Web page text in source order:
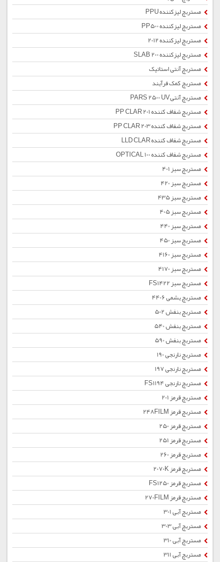
مستربچ لیزکننده PPU
مستربچ لیزکننده PP500
مستربچ لیزکننده 2012
مستربچ لیزکننده SLAB 200
مستربچ آنتی استاتیک
مستربچ کمک فرآیند
مستربچ آنتیPARS 2500 UV
مستربچ شفاف کننده PP CLAR 201
مستربچ شفاف کننده PP CLAR 203
مستربچ شفاف کننده LLD CLAR
مستربچ شفاف کننده OPTICAL 100
مستربچ سبز 401
مستربچ سبز 420
مستربچ سبز 435
مستربچ سبز 405
مستربچ سبز 440
مستربچ سبز 450
مستربچ سبز 4160
مستربچ سبز 4170
مستربچ سبز FS1422
مستربچ یشمی 4406
مستربچ بنفش 502
مستربچ بنفش 540
مستربچ بنفش 590
مستربچ نارنجی 190
مستربچ نارنجی 197
مستربچ نارنجی FS1194
مستربچ قرمز 201
مستربچ قرمز 248FILM
مستربچ قرمز 250
مستربچ قرمز 251
مستربچ قرمز 260
مستربچ قرمز 2070K
مستربچ قرمز FS1250
مستربچ قرمز 270FILM
مستربچ آبی 301
مستربچ آبی 303
مستربچ آبی 310
مستربچ آبی 311